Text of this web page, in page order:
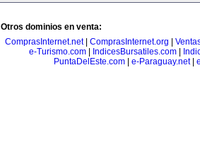
Otros dominios en venta:
ComprasInternet.net| ComprasInternet.org
e-Turismo.com| IndicesBursatiles.com|
PuntaDelEste.com| e-Paraguay.net|